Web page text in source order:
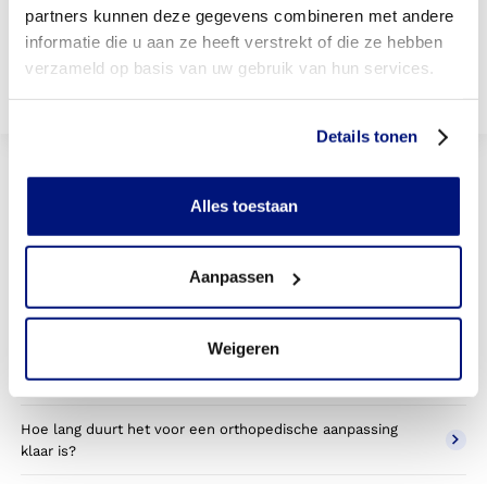
partners kunnen deze gegevens combineren met andere
informatie die u aan ze heeft verstrekt of die ze hebben
verzameld op basis van uw gebruik van hun services.
Details tonen
Alles toestaan
Aanpassen
Weigeren
en veiligheid
Heb ik een verwijsbrief van een arts/specialist nodig?
Heeft mijn werknemer een verwijzing van een specialist
nodig?
Hoe gaat het aanmeten van veiligheidsschoenen in z’n
werk?
Hoe lang duurt het voor een orthopedische aanpassing
klaar is?